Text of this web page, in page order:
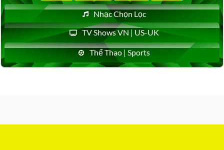
Nhạc Chọn Lọc
TV Shows VN | US-UK
Thể Thao | Sports